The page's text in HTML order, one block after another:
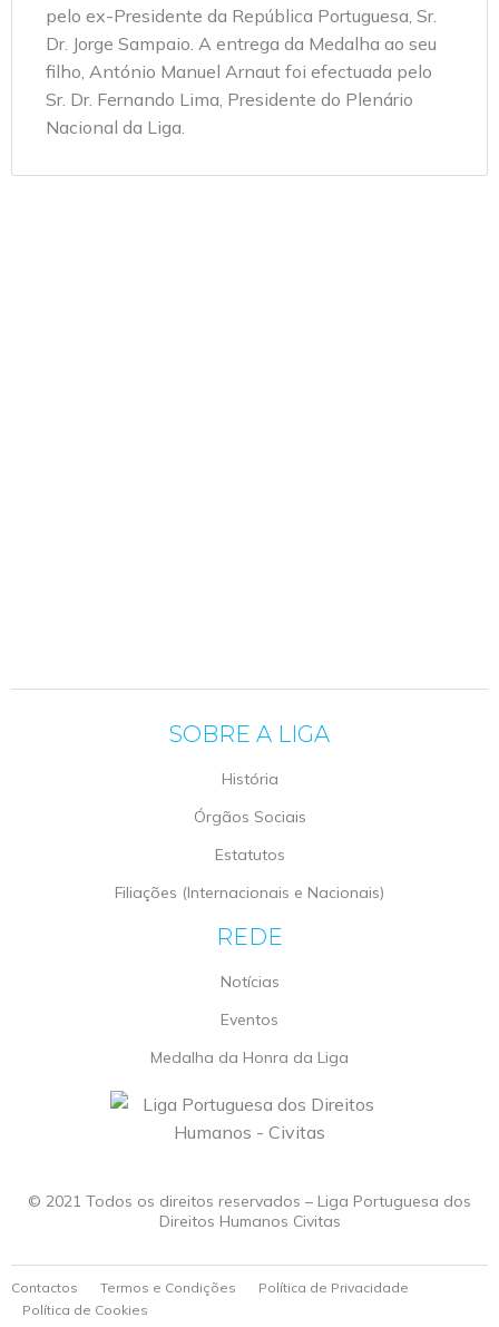
pelo ex-Presidente da República Portuguesa, Sr.
Dr. Jorge Sampaio. A entrega da Medalha ao seu
filho, António Manuel Arnaut foi efectuada pelo
Sr. Dr. Fernando Lima, Presidente do Plenário
Nacional da Liga.
SOBRE A LIGA
História
Órgãos Sociais
Estatutos
Filiações (Internacionais e Nacionais)
REDE
Notícias
Eventos
Medalha da Honra da Liga
© 2021 Todos os direitos reservados – Liga Portuguesa dos
Direitos Humanos Civitas
Contactos Termos e Condições
Política de Privacidade
Política de Cookies